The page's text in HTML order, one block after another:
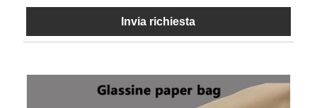
Invia richiesta